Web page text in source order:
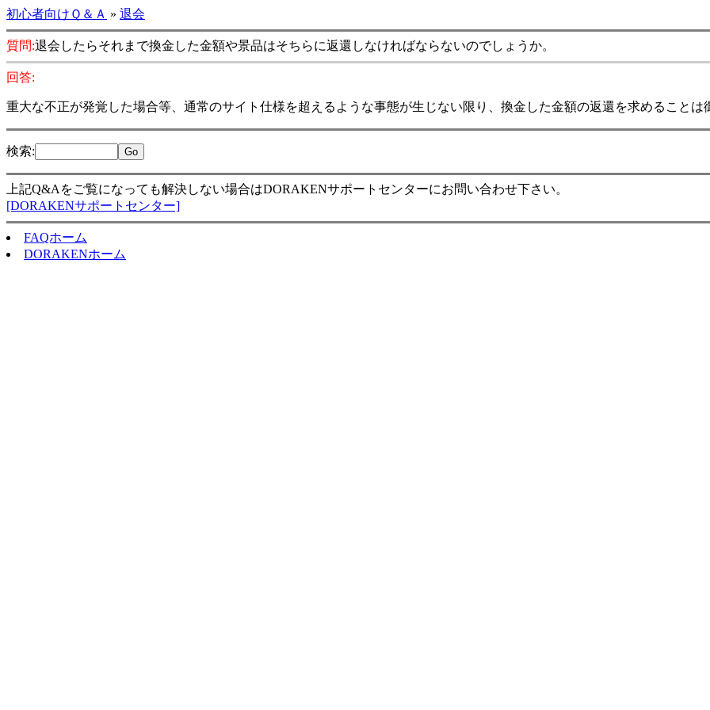
初心者向けＱ＆Ａ » 退会
質問:退会したらそれまで換金した金額や景品はそちらに返還しなければならないのでしょうか。
回答:
重大な不正が発覚した場合等、通常のサイト仕様を超えるような事態が生じない限り、換金した金額の返還を求めることは
検索:
上記Q&Aをご覧になっても解決しない場合はDORAKENサポートセンターにお問い合わせ下さい。
[DORAKENサポートセンター]
FAQホーム
DORAKENホーム